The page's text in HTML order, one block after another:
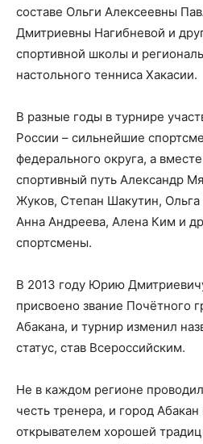
составе Ольги Алексеевны
Дмитриевны Нагибневой и
спортивной школы и
настольного тенниса Хакасии.
В разные годы в турнире
России – сильнейшие
федерального округа, а
спортивный путь Александр
Жуков, Степан Шакутин, Ольга
Анна Андреева, Алена Ким и
спортсмены.
В 2013 году Юрию
присвоено звание Почётного
Абакана, и турнир изменил
статус, став Всероссийским.
Не в каждом регионе
честь тренера, и город
открывателем хорошей